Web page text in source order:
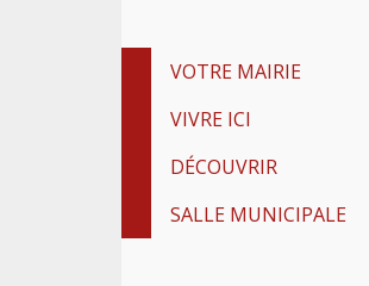
VOTRE MAIRIE
VIVRE ICI
DÉCOUVRIR
SALLE MUNICIPALE